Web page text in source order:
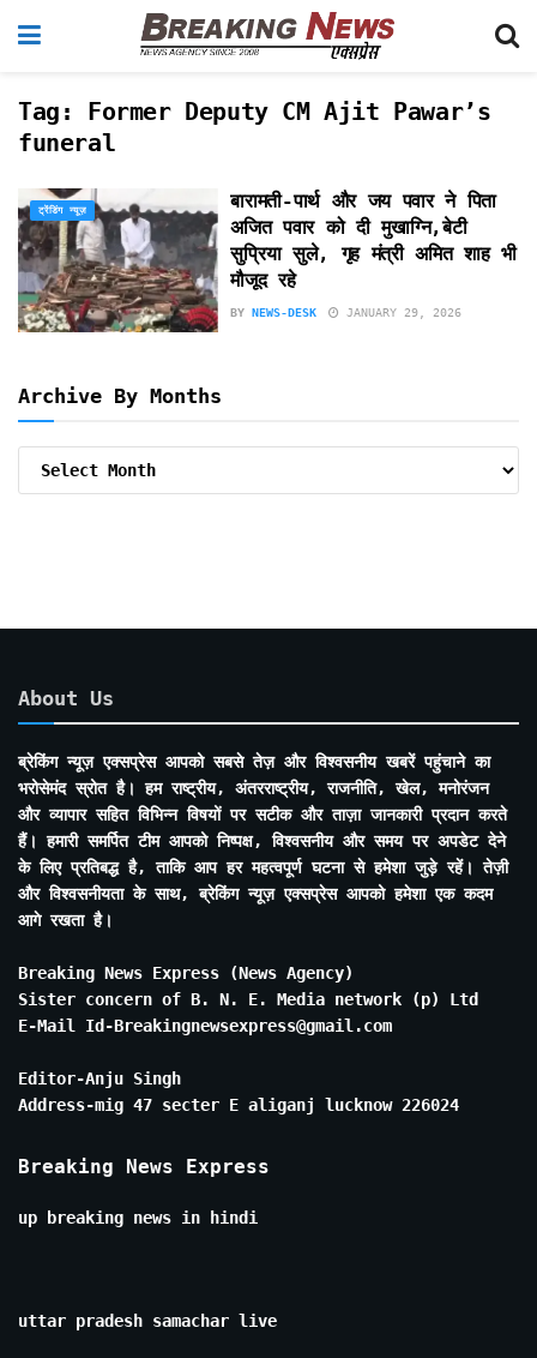
Tag: Former Deputy CM Ajit Pawar’s
funeral
ट्रेंडिंग न्यूज़
बारामती-पार्थ और जय पवार ने पिता
अजित पवार को दी मुखाग्नि,बेटी
सुप्रिया सुले, गृह मंत्री अमित शाह भी
मौजूद रहे
BY NEWS-DESK JANUARY 29, 2026
Archive By Months
About Us
ब्रेकिंग न्यूज़ एक्सप्रेस आपको सबसे तेज़ और विश्वसनीय खबरें पहुंचाने का
भरोसेमंद स्रोत है। हम राष्ट्रीय, अंतरराष्ट्रीय, राजनीति, खेल, मनोरंजन
और व्यापार सहित विभिन्न विषयों पर सटीक और ताज़ा जानकारी प्रदान करते
हैं। हमारी समर्पित टीम आपको निष्पक्ष, विश्वसनीय और समय पर अपडेट देने
के लिए प्रतिबद्ध है, ताकि आप हर महत्वपूर्ण घटना से हमेशा जुड़े रहें। तेज़ी
और विश्वसनीयता के साथ, ब्रेकिंग न्यूज़ एक्सप्रेस आपको हमेशा एक कदम
आगे रखता है।
Breaking News Express (News Agency)
Sister concern of B. N. E. Media network (p) Ltd
E-Mail Id-Breakingnewsexpress@gmail.com
Editor-Anju Singh
Address-mig 47 secter E aliganj lucknow 226024
Breaking News Express
up breaking news in hindi
uttar pradesh samachar live